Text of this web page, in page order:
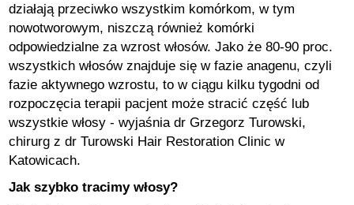
działają przeciwko wszystkim komórkom, w tym
nowotworowym, niszczą również komórki
odpowiedzialne za wzrost włosów. Jako że 80-90 proc.
wszystkich włosów znajduje się w fazie anagenu, czyli
fazie aktywnego wzrostu, to w ciągu kilku tygodni od
rozpoczęcia terapii pacjent może stracić część lub
wszystkie włosy - wyjaśnia dr Grzegorz Turowski,
chirurg z dr Turowski Hair Restoration Clinic w
Katowicach.
Jak szybko tracimy włosy?